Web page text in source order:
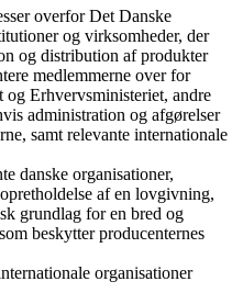
overfor Det Danske
og virksomheder, der
og distribution af produkter
medlemmerne over for
Erhvervsministeriet, andre
administration og afgørelser
samt relevante internationale
danske organisationer,
af en lovgivning,
grundlag for en bred og
beskytter producenternes
organisationer